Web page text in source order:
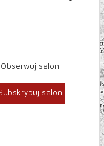
Obserwuj salon
salon